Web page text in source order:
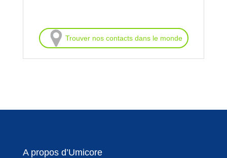
Trouver nos contacts dans le monde
A propos d’Umicore